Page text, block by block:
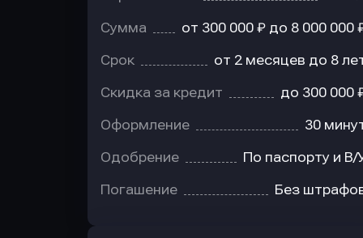
Сумма от 300 000 ₽ до 8 000 000
Срок от 2 месяцев до 8
Скидка за кредит до 300 000
Оформление 30
Одобрение По паспорту и В/
Погашение Без